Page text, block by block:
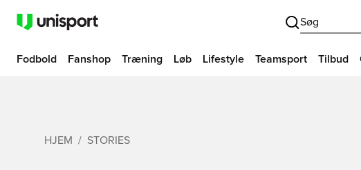
Søg
Fodbold Fanshop Træning Løb Lifestyle Teamsport Tilbud
HJEM STORIES